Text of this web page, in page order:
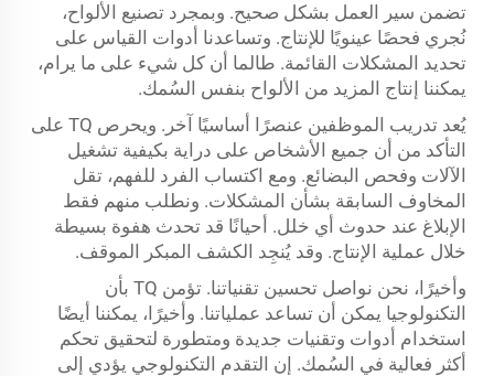
تضمن سير العمل بشكل صحيح. وبمجرد تصنيع الألواح،
نُجري فحصًا عينويًا للإنتاج. وتساعدنا أدوات القياس على
تحديد المشكلات القائمة. طالما أن كل شيء على ما يرام،
يمكننا إنتاج المزيد من الألواح بنفس السُمك.
يُعد تدريب الموظفين عنصرًا أساسيًا آخر. ويحرص TQ على
التأكد من أن جميع الأشخاص على دراية بكيفية تشغيل
الآلات وفحص البضائع. ومع اكتساب الفرد للفهم، تقل
المخاوف السابقة بشأن المشكلات. ونطلب منهم فقط
الإبلاغ عند حدوث أي خلل. أحيانًا قد تحدث هفوة بسيطة
خلال عملية الإنتاج. وقد يُنجِد الكشف المبكر الموقف.
وأخيرًا، نحن نواصل تحسين تقنياتنا. تؤمن TQ بأن
التكنولوجيا يمكن أن تساعد عملياتنا. وأخيرًا، يمكننا أيضًا
استخدام أدوات وتقنيات جديدة ومتطورة لتحقيق تحكم
أكثر فعالية في السُمك. إن التقدم التكنولوجي يؤدي إلى